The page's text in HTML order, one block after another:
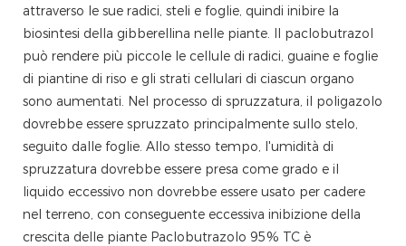
attraverso le sue radici, steli e foglie, quindi inibire la
biosintesi della gibberellina nelle piante. Il paclobutrazol
può rendere più piccole le cellule di radici, guaine e foglie
di piantine di riso e gli strati cellulari di ciascun organo
sono aumentati. Nel processo di spruzzatura, il poligazolo
dovrebbe essere spruzzato principalmente sullo stelo,
seguito dalle foglie. Allo stesso tempo, l'umidità di
spruzzatura dovrebbe essere presa come grado e il
liquido eccessivo non dovrebbe essere usato per cadere
nel terreno, con conseguente eccessiva inibizione della
crescita delle piante Paclobutrazolo 95% TC è